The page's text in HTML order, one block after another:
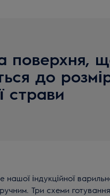
поверхня,
до
страви
нашої індукційної
Три схеми